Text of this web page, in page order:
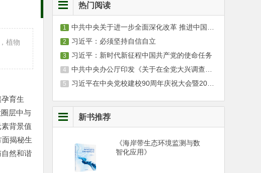
植物
育生
层中与
背景值
揭秘生
然和谐
热门阅读
中共中央关于进一步全面深化改革 推进中国式现代化的决定
习近平：必须坚持自信自立
习近平：新时代新征程中国共产党的使命任务
中共中央办公厅印发《关于在全党大兴调查研究的工作方案》
习近平在中央党校建校90周年庆祝大会暨2023年春季学期开学典礼上发表重要讲话
新书推荐
《海岸带生态环境监测与数
智化应用》